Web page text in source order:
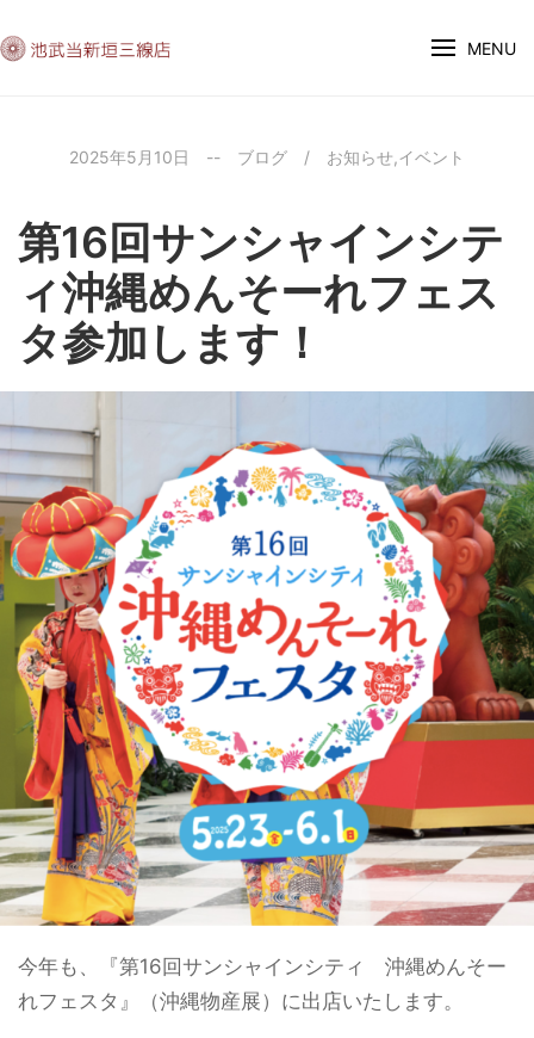
MENU
2025年5月10日 -- ブログ / お知らせ,イベント
第16回サンシャインシテ
ィ沖縄めんそーれフェス
タ参加します！
今年も、『第16回サンシャインシティ 沖縄めんそー
れフェスタ』（沖縄物産展）に出店いたします。